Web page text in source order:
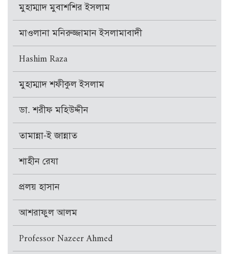
মুহাম্মাদ মুবাশশির ইসলাম
মাওলানা মনিরুজ্জামান ইসলামাবাদী
Hashim Raza
মুহাম্মাদ শফীকুল ইসলাম
ডা. শরীফ মহিউদ্দীন
তামান্না-ই জান্নাত
শাহীন রেযা
প্রলয় হাসান
আশরাফুল আলম
Professor Nazeer Ahmed